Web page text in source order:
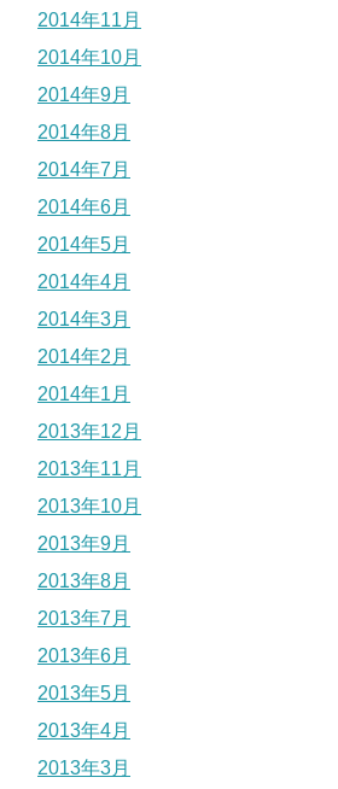
2014年11月
2014年10月
2014年9月
2014年8月
2014年7月
2014年6月
2014年5月
2014年4月
2014年3月
2014年2月
2014年1月
2013年12月
2013年11月
2013年10月
2013年9月
2013年8月
2013年7月
2013年6月
2013年5月
2013年4月
2013年3月